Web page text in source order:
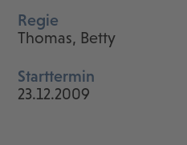
Regie
Thomas, Betty
Starttermin
23.12.2009